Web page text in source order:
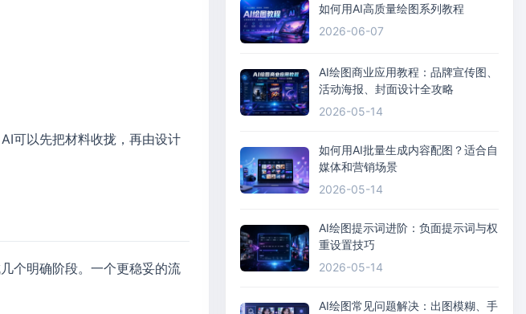
可以先把材料收拢，再由设计
个明确阶段。一个更稳妥的流
如何用AI高质量绘图系列教程
2026-06-07
AI绘图商业应用教程：品牌宣传图、
活动海报、封面设计全攻略
2026-05-14
如何用AI批量生成内容配图？适合自
媒体和营销场景
2026-05-14
AI绘图提示词进阶：负面提示词与权
重设置技巧
2026-05-14
AI绘图常见问题解决：出图模糊、手